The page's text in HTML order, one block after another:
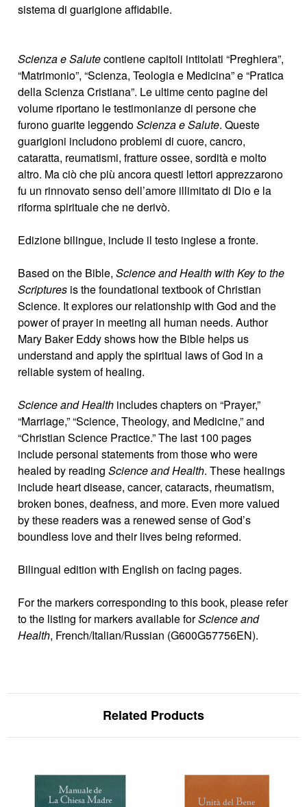
sistema di guarigione affidabile.
Scienza e Salutecontiene capitoli intitolati “Preghiera”,
“Matrimonio”, “Scienza, Teologia e Medicina” e “Pratica
della Scienza Cristiana”. Le ultime cento pagine del
volume riportano le testimonianze di persone che
furono guarite leggendoScienza e Salute. Queste
guarigioni includono problemi di cuore, cancro,
cataratta, reumatismi, fratture ossee, sordità e molto
altro. Ma ciò che più ancora questi lettori apprezzarono
fu un rinnovato senso dell’amore illimitato di Dio e la
riforma spirituale che ne derivò.
Edizione bilingue, include il testo inglese a fronte.
Based on the Bible, Science and Health with Key to the
Scriptures is the foundational textbook of Christian
Science. It explores our relationship with God and the
power of prayer in meeting all human needs. Author
Mary Baker Eddy shows how the Bible helps us
understand and apply the spiritual laws of God in a
reliable system of healing.
Science and Health includes chapters on “Prayer,”
“Marriage,” “Science, Theology, and Medicine,” and
“Christian Science Practice.” The last 100 pages
include personal statements from those who were
healed by reading Science and Health. These healings
include heart disease, cancer, cataracts, rheumatism,
broken bones, deafness, and more. Even more valued
by these readers was a renewed sense of God’s
boundless love and their lives being reformed.
Bilingual edition with English on facing pages.
For the markers corresponding to this book, please refer
to the listing for markers available forScience and
Health, French/Italian/Russian (G600G57756EN).
Related Products